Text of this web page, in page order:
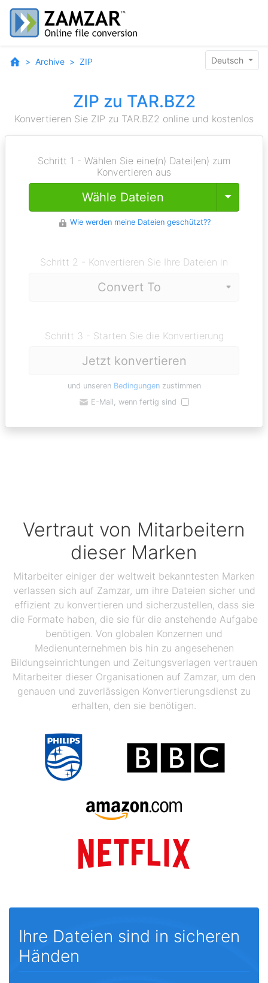
Archive ZIP Deutsch
ZIP zu TAR.BZ2
Konvertieren Sie ZIP zu TAR.BZ2 online und kostenlos
Schritt 1 - Wählen Sie eine(n) Datei(en) zum
Konvertieren aus
Wähle Dateien Toggle
Wie werden meine Dateien geschützt??
Schritt 2 - Konvertieren Sie Ihre Dateien in
Schritt 3 - Starten Sie die Konvertierung
Jetzt konvertieren
und unseren Bedingungenzustimmen
E-Mail, wenn fertig sind
Vertraut von Mitarbeitern
dieser Marken
Mitarbeiter einiger der weltweit bekanntesten Marken
verlassen sich auf Zamzar, um ihre Dateien sicher und
effizient zu konvertieren und sicherzustellen, dass sie
die Formate haben, die sie für die anstehende Aufgabe
benötigen. Von globalen Konzernen und
Medienunternehmen bis hin zu angesehenen
Bildungseinrichtungen und Zeitungsverlagen vertrauen
Mitarbeiter dieser Organisationen auf Zamzar, um den
genauen und zuverlässigen Konvertierungsdienst zu
erhalten, den sie benötigen.
Ihre Dateien sind in sicheren
Händen